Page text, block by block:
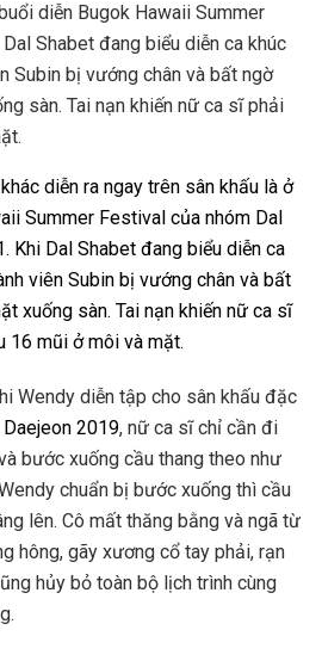
diễn Bugok Hawaii Summer
Shabet đang biểu diễn ca khúc
Subin bị vướng chân và bất ngờ
sàn. Tai nạn khiến nữ ca sĩ phải
Wendy diễn tập cho sân khấu đặc
Daejeon 2019, nữ ca sĩ chỉ cần đi
bước xuống cầu thang theo như
chuẩn bị bước xuống thì cầu
lên. Cô mất thăng bằng và ngã từ
hông, gãy xương cổ tay phải, rạn
hủy bỏ toàn bộ lịch trình cùng